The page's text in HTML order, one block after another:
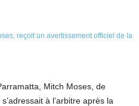
Mitch Moses, de
à l’arbitre après la